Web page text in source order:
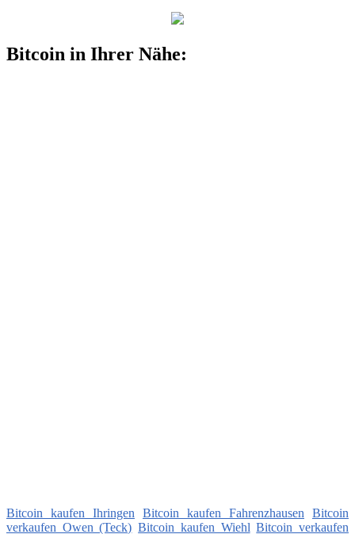
Bitcoin in Ihrer Nähe:
Bitcoin kaufen Ihringen Bitcoin kaufen Fahrenzhausen
Bitcoin
verkaufen Owen (Teck) Bitcoin kaufen Wiehl Bitcoin verkaufen